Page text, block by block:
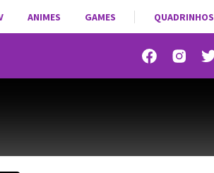
ANIMES GAMES QUADRINHOS